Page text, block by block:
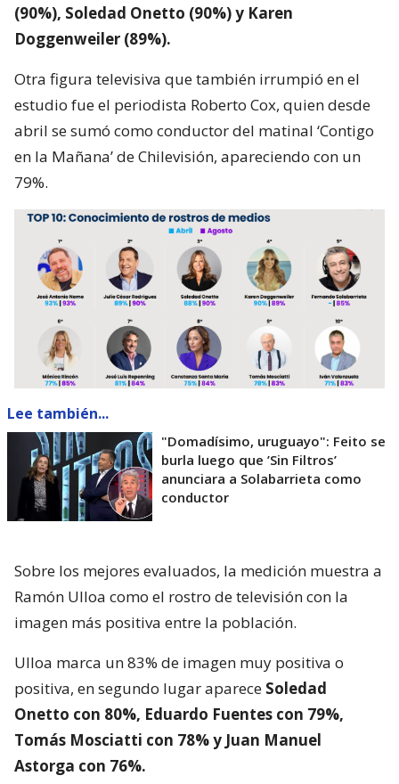
(90%), Soledad Onetto (90%) y Karen
Doggenweiler (89%).
Otra figura televisiva que también irrumpió en el
estudio fue el periodista Roberto Cox, quien desde
abril se sumó como conductor del matinal ‘Contigo
en la Mañana’ de Chilevisión, apareciendo con un
79%.
Lee también...
"Domadísimo, uruguayo": Feito se
burla luego que ’Sin Filtros’
anunciara a Solabarrieta como
conductor
Sobre los mejores evaluados, la medición muestra a
Ramón Ulloa como el rostro de televisión con la
imagen más positiva entre la población.
Ulloa marca un 83% de imagen muy positiva o
positiva, en segundo lugar aparece Soledad
Onetto con 80%, Eduardo Fuentes con 79%,
Tomás Mosciatti con 78% y Juan Manuel
Astorga con 76%.